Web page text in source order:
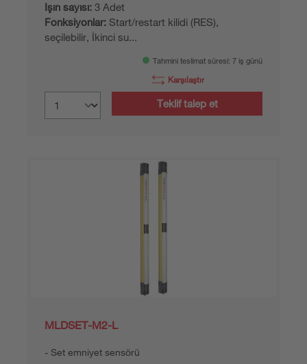
Işın sayısı: 3 Adet
Fonksiyonlar: Start/restart kilidi (RES),
seçilebilir, İkinci su...
Tahmini teslimat süresi: 7 iş günü
Karşılaştır
Teklif talep et
MLDSET-M2-L
Set emniyet sensörü